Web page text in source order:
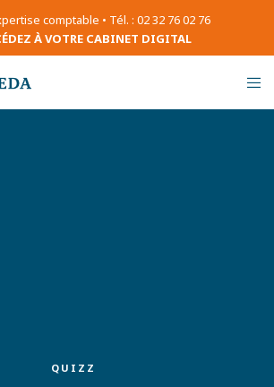
comptable • Tél. : 02 32 76 02 76
À VOTRE CABINET DIGITAL
QUIZZ